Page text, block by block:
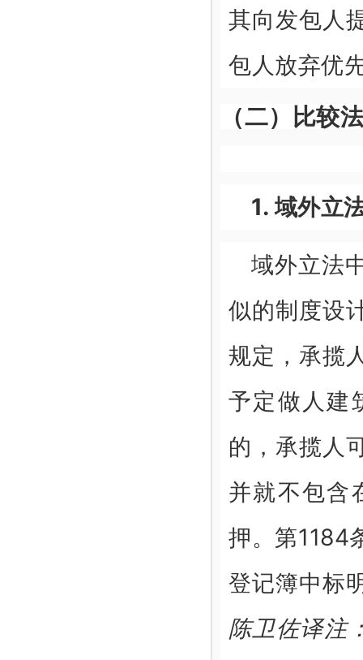
其向发包人
包人放弃优
（二）比较
1. 域外立
域外立法
似的制度设
规定，承揽
予定做人建
的，承揽人
并就不包含
押。第1184
登记簿中标
陈卫佐译注